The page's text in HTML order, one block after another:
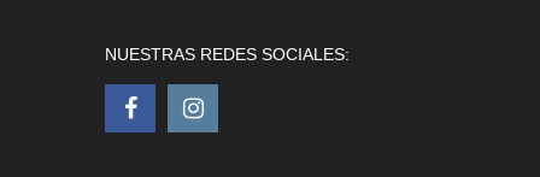
NUESTRAS REDES SOCIALES: